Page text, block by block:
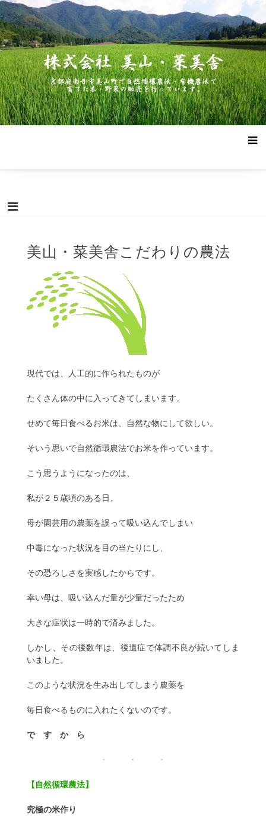
コ
ン
テ
ン
ツ
へ
ス
キ
ッ
プ
株式会社 美山・菜美舎
京都府南丹市美山町で自然循環農法・有機農法で作った米・野菜
の販売を行っています。
美山・菜美舎こだわりの農法
現代では、人工的に作られたものが
たくさん体の中に入ってきてしまいます。
せめて毎日食べるお米は、自然な物にして欲しい。
そいう思いで自然循環農法でお米を作っています。
こう思うようになったのは、
私が２５歳頃のある日、
母が園芸用の農薬を誤って吸い込んでしまい
中毒になった状況を目の当たりにし、
その恐ろしさを実感したからです。
幸い母は、吸い込んだ量が少量だったため
大きな症状は一時的で済みました。
しかし、その後数年は、後遺症で体調不良が続いてしま
いました。
このような状況を生み出してしまう農薬を
毎日食べるものに入れたくないのです。
で す か ら
【自然循環農法】
究極の米作り